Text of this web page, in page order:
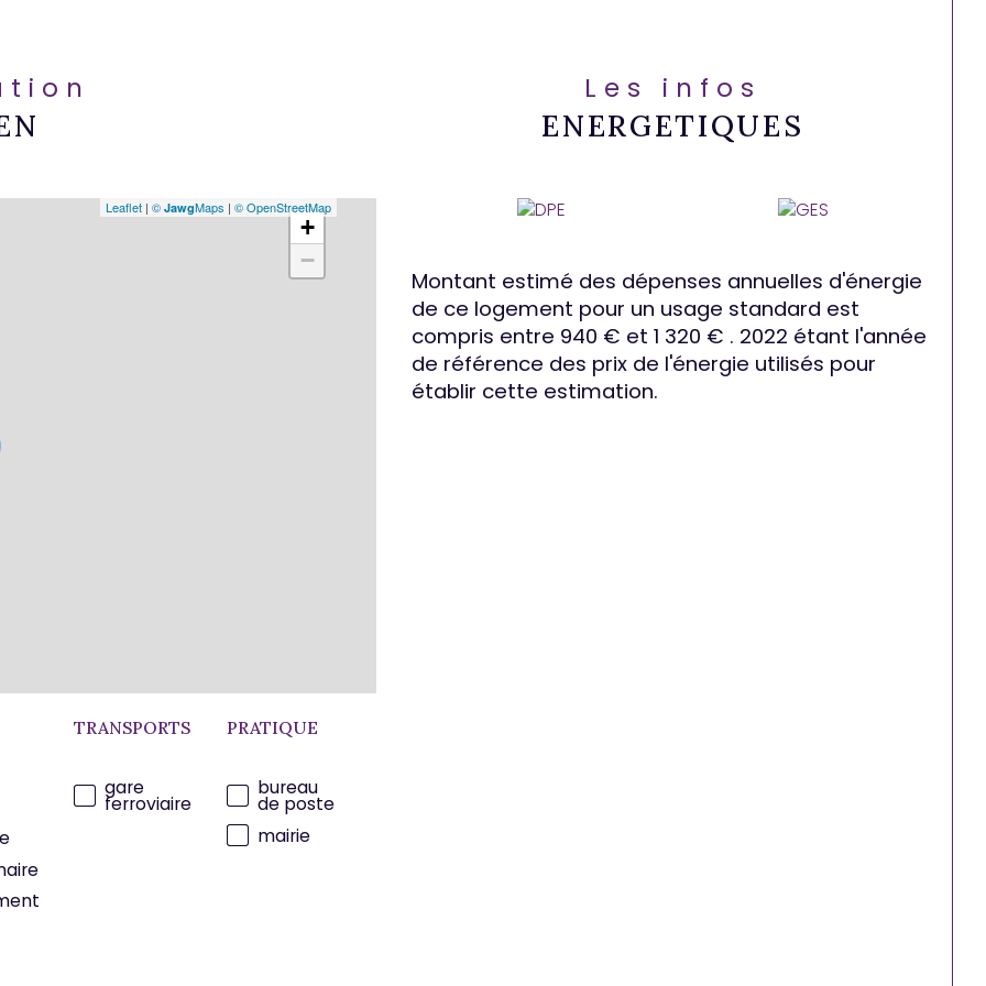
+
−
Leaflet |©JawgMaps |© OpenStreetMap
TRANSPORTS
gare
ferroviaire
PRATIQUE
bureau
de poste
mairie
Les infos
ENERGETIQUES
Montant estimé des dépenses annuelles d'énergie
de ce logement pour un usage standard est
compris entre 940 € et 1 320 € . 2022 étant l'année
de référence des prix de l'énergie utilisés pour
établir cette estimation.